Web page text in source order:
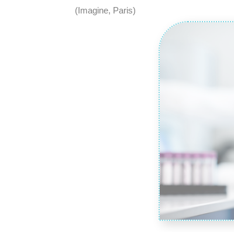
(Imagine, Paris)